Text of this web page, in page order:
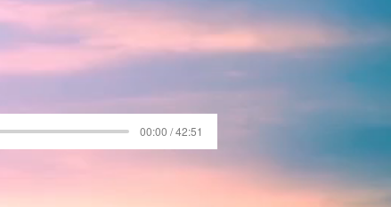
00:00 / 42:51